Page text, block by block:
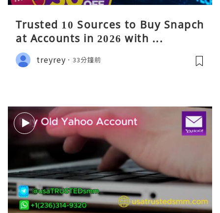
Trusted 10 Sources to Buy Snapch
at Accounts in 2026 with ...
treyrey 33分鐘前